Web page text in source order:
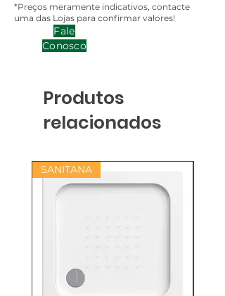
*Preços meramente indicativos, contacte
uma das Lojas para confirmar valores!
Fale
Conosco
Produtos
relacionados
SANITANA